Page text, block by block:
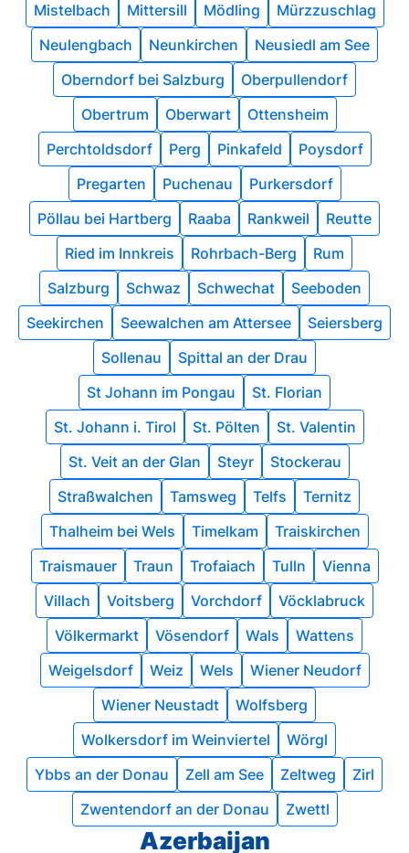
Mistelbach
Mittersill Mödling
Mürzzuschlag
Neulengbach
Neunkirchen
Neusiedl am See
Oberndorf bei Salzburg
Oberpullendorf
Obertrum
Oberwart
Ottensheim
Perchtoldsdorf
Perg Pinkafeld
Poysdorf
Pregarten
Puchenau
Purkersdorf
Pöllau bei Hartberg
Raaba Rankweil
Reutte
Ried im Innkreis
Rohrbach-Berg
Rum
Salzburg
Schwaz Schwechat
Seeboden
Seekirchen
Seewalchen am Attersee
Seiersberg
Sollenau
Spittal an der Drau
St Johann im Pongau
St. Florian
St. Johann i. Tirol
St. Pölten
St. Valentin
St. Veit an der Glan
Steyr
Stockerau
Straßwalchen
Tamsweg Telfs
Ternitz
Thalheim bei Wels
Timelkam
Traiskirchen
Traismauer
Traun Trofaiach Tulln
Vienna
Villach
Voitsberg Vorchdorf
Vöcklabruck
Völkermarkt
Vösendorf Wals
Wattens
Weigelsdorf
Weiz Wels
Wiener Neudorf
Wiener Neustadt
Wolfsberg
Wolkersdorf im Weinviertel
Wörgl
Ybbs an der Donau
Zell am See Zeltweg
Zirl
Zwentendorf an der Donau
Zwettl
Azerbaijan